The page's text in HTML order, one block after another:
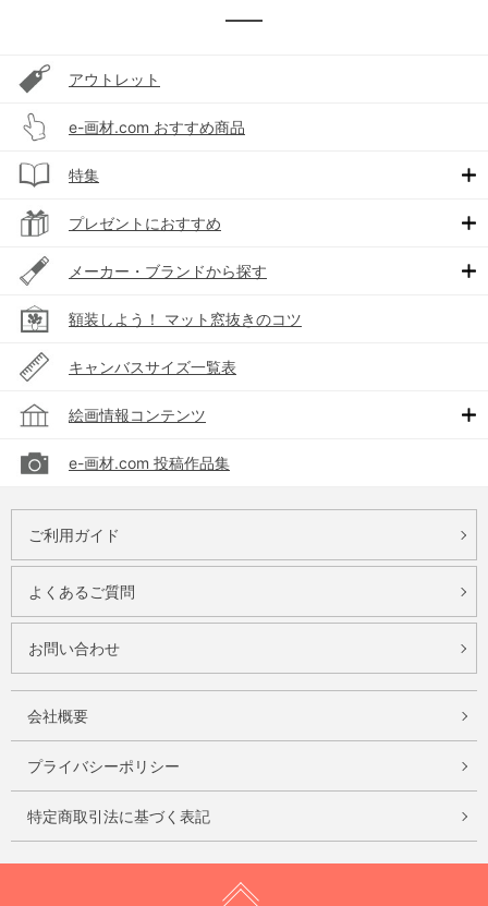
アウトレット
e-画材.com おすすめ商品
特集
プレゼントにおすすめ
メーカー・ブランドから探す
額装しよう！ マット窓抜きのコツ
キャンバスサイズ一覧表
絵画情報コンテンツ
e-画材.com 投稿作品集
ご利用ガイド
よくあるご質問
お問い合わせ
会社概要
プライバシーポリシー
特定商取引法に基づく表記